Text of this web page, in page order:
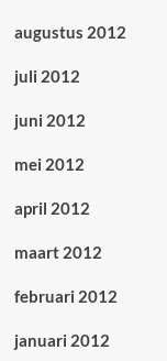
augustus 2012
juli 2012
juni 2012
mei 2012
april 2012
maart 2012
februari 2012
januari 2012